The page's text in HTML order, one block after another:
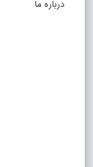
درباره ما